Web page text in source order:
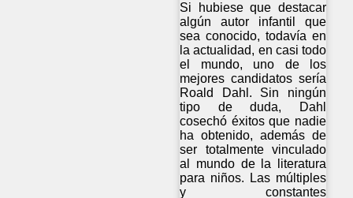
Si hubiese que destacar
algún autor infantil que
sea conocido, todavía en
la actualidad, en casi todo
el mundo, uno de los
mejores candidatos sería
Roald Dahl. Sin ningún
tipo de duda, Dahl
cosechó éxitos que nadie
ha obtenido, además de
ser totalmente vinculado
al mundo de la literatura
para niños. Las múltiples
y constantes